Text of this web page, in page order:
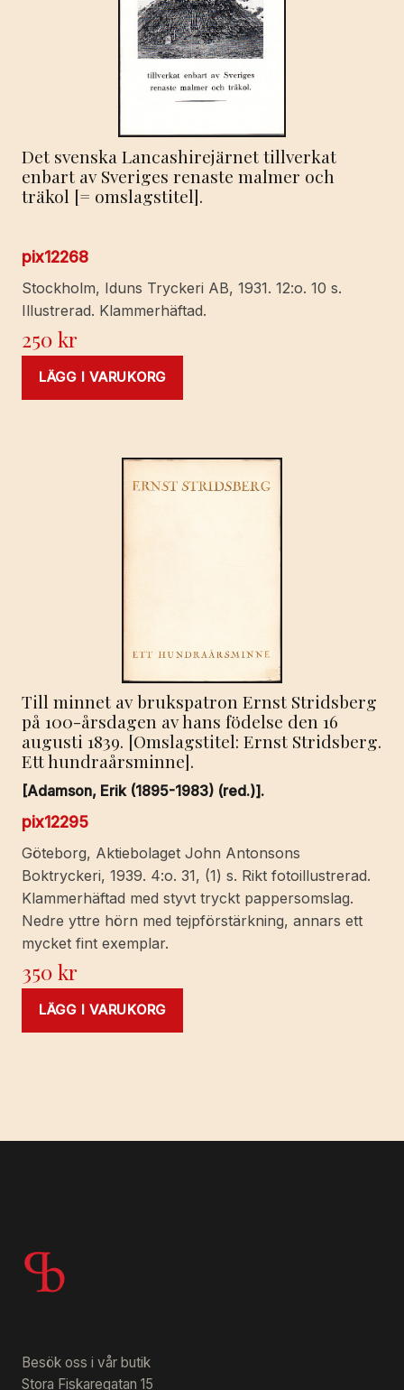
Det svenska Lancashirejärnet tillverkat
enbart av Sveriges renaste malmer och
träkol [= omslagstitel].
pix12268
Stockholm, Iduns Tryckeri AB, 1931. 12:o. 10 s.
Illustrerad. Klammerhäftad.
250kr
LÄGG I VARUKORG
Till minnet av brukspatron Ernst Stridsberg
på 100-årsdagen av hans födelse den 16
augusti 1839. [Omslagstitel: Ernst Stridsberg.
Ett hundraårsminne].
[Adamson, Erik (1895-1983) (red.)].
pix12295
Göteborg, Aktiebolaget John Antonsons
Boktryckeri, 1939. 4:o. 31, (1) s. Rikt fotoillustrerad.
Klammerhäftad med styvt tryckt pappersomslag.
Nedre yttre hörn med tejpförstärkning, annars ett
mycket fint exemplar.
350kr
LÄGG I VARUKORG
Besök oss i vår butik
Stora Fiskaregatan 15